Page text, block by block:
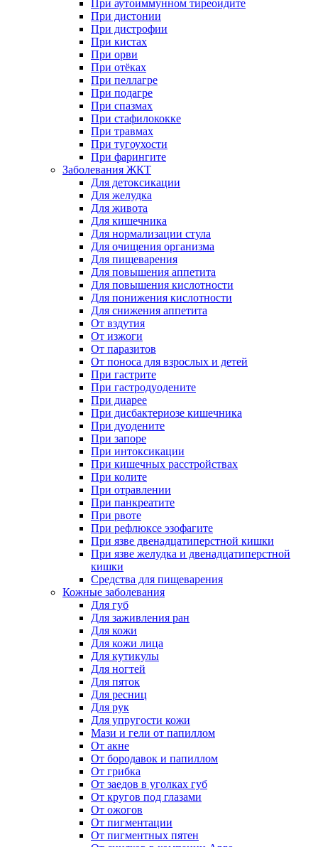
При аутоиммунном тиреоидите
При дистонии
При дистрофии
При кистах
При орви
При отёках
При пеллагре
При подагре
При спазмах
При стафилококке
При травмах
При тугоухости
При фарингите
Заболевания ЖКТ
Для детоксикации
Для желудка
Для живота
Для кишечника
Для нормализации стула
Для очищения организма
Для пищеварения
Для повышения аппетита
Для повышения кислотности
Для понижения кислотности
Для снижения аппетита
От вздутия
От изжоги
От паразитов
От поноса для взрослых и детей
При гастрите
При гастродуодените
При диарее
При дисбактериозе кишечника
При дуодените
При запоре
При интоксикации
При кишечных расстройствах
При колите
При отравлении
При панкреатите
При рвоте
При рефлюксе эзофагите
При язве двенадцатиперстной кишки
При язве желудка и двенадцатиперстной
кишки
Средства для пищеварения
Кожные заболевания
Для губ
Для заживления ран
Для кожи
Для кожи лица
Для кутикулы
Для ногтей
Для пяток
Для ресниц
Для рук
Для упругости кожи
Мази и гели от папиллом
От акне
От бородавок и папиллом
От грибка
От заедов в уголках губ
От кругов под глазами
От ожогов
От пигментации
От пигментных пятен